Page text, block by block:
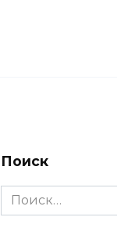
Поиск
Search
for: